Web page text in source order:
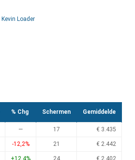
Kevin Loader
% Chg Schermen Gemiddelde
— 17 € 3.435
-12,2% 21 € 2.442
+12,4% 24 € 2.402